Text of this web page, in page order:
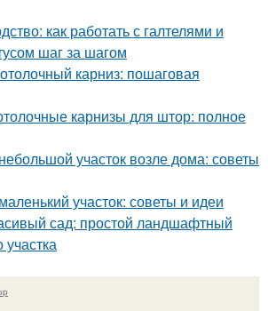
как работать с галтелями и
шаг за шагом
карниз: пошаговая
карнизы для штор: полное
участок возле дома: советы
участок: советы и идеи
сад: простой ландшафтный